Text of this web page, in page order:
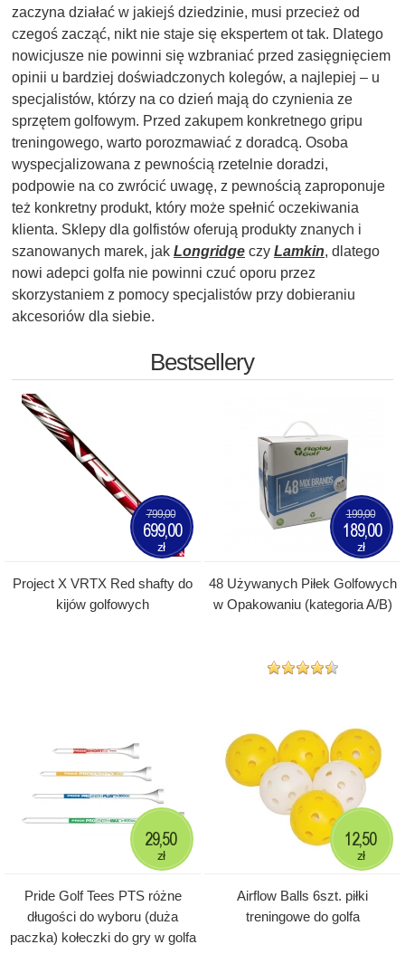
zaczyna działać w jakiejś dziedzinie, musi przecież od
czegoś zacząć, nikt nie staje się ekspertem ot tak. Dlatego
nowicjusze nie powinni się wzbraniać przed zasięgnięciem
opinii u bardziej doświadczonych kolegów, a najlepiej – u
specjalistów, którzy na co dzień mają do czynienia ze
sprzętem golfowym. Przed zakupem konkretnego gripu
treningowego, warto porozmawiać z doradcą. Osoba
wyspecjalizowana z pewnością rzetelnie doradzi,
podpowie na co zwrócić uwagę, z pewnością zaproponuje
też konkretny produkt, który może spełnić oczekiwania
klienta. Sklepy dla golfistów oferują produkty znanych i
szanowanych marek, jak Longridge czy Lamkin, dlatego
nowi adepci golfa nie powinni czuć oporu przez
skorzystaniem z pomocy specjalistów przy dobieraniu
akcesoriów dla siebie.
Bestsellery
Project X VRTX Red shafty do
kijów golfowych
799,00
699,00
zł
48 Używanych Piłek Golfowych
w Opakowaniu (kategoria A/B)
199,00
189,00
zł
Pride Golf Tees PTS różne
długości do wyboru (duża
paczka) kołeczki do gry w golfa
29,50
zł
Airflow Balls 6szt. piłki
treningowe do golfa
12,50
zł